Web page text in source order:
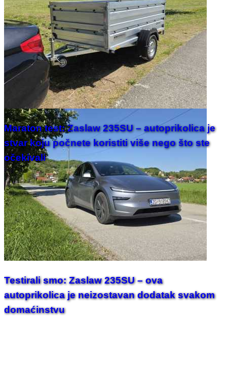
Maraton test: Zaslaw 235SU – autoprikolica je
stvar koju počnete koristiti više nego što ste
očekivali
Testirali smo: Zaslaw 235SU – ova
autoprikolica je neizostavan dodatak svakom
domaćinstvu